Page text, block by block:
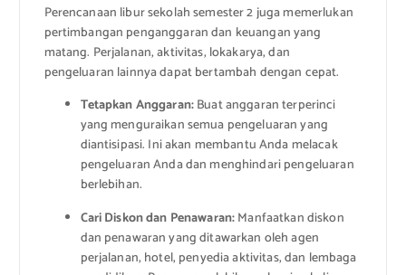
Perencanaan libur sekolah semester 2 juga memerlukan
pertimbangan penganggaran dan keuangan yang
matang. Perjalanan, aktivitas, lokakarya, dan
pengeluaran lainnya dapat bertambah dengan cepat.
Tetapkan Anggaran:Buat anggaran terperinci
yang menguraikan semua pengeluaran yang
diantisipasi. Ini akan membantu Anda melacak
pengeluaran Anda dan menghindari pengeluaran
berlebihan.
Cari Diskon dan Penawaran:Manfaatkan diskon
dan penawaran yang ditawarkan oleh agen
perjalanan, hotel, penyedia aktivitas, dan lembaga